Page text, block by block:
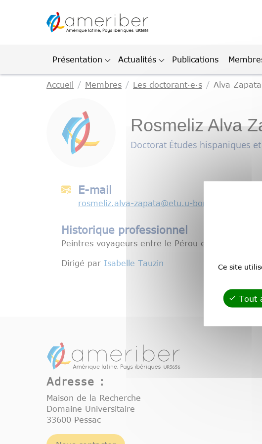
Présentation Actualités Publications
Accueil Membres Les doctorant·e·s Alva
Rosmeliz Alva
Doctorat Études hispaniques
E-mail
rosmeliz.alva-zapata@etu.u-bordeaux-
Historique professionnel
Peintres voyageurs entre le Pérou et la France
Dirigé par Isabelle Tauzin
Adresse :
Maison de la Recherche
Domaine Universitaire
33600 Pessac
Ce site
Tout